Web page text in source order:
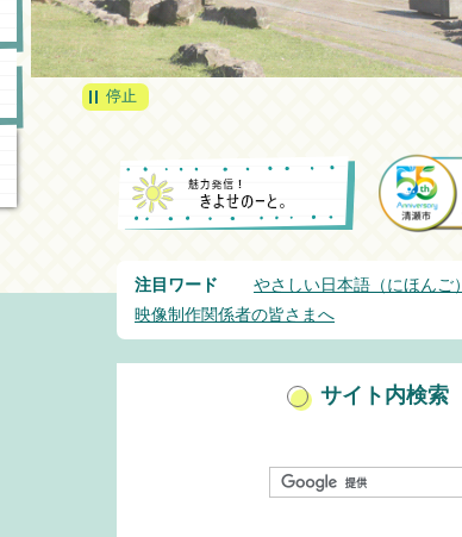
停止
注目ワード やさしい日本語（にほんご）
映像制作関係者の皆さまへ
サイト内検索